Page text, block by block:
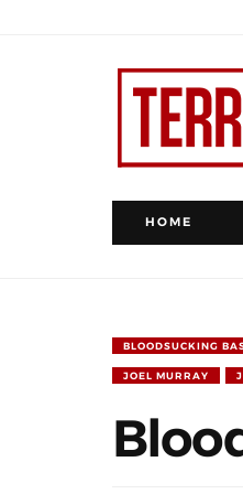
HOME
BLOODSUCKING
JOEL MURRAY